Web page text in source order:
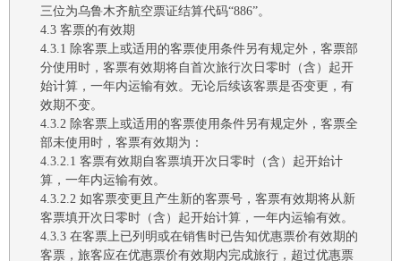
三位为乌鲁木齐航空票证结算代码“886”。
4.3 客票的有效期
4.3.1 除客票上或适用的客票使用条件另有规定外 ， 客票部
分使用时，客票有效期将自首次旅行次日零时（含） 起开
始计算 ，一年内运输有效。 无论后续该客票是否变更，有
效期不变。
4.3.2 除客票上或适用的客票使用条件另有规定外 ，客票全
部未使用时 ， 客票有效期为：
4.3.2.1 客票有效期 自客票填开次日零时（含） 起开始计
算 ，一年内运输有效。
4.3.2.2 如客票变更且产生新的客票号，客票有效期将从新
客票填开次日零时（含）起开始计算 ，一年内运输有效。
4.3.3 在客票上已列明或在销售时已告知优惠票价有效期的
客票，旅客应在优惠票价有效期内完成旅行，超过优惠票